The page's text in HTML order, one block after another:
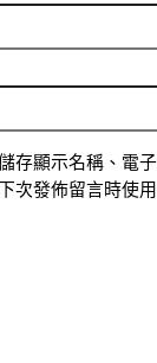
存顯示名稱、電
次發佈留言時使用